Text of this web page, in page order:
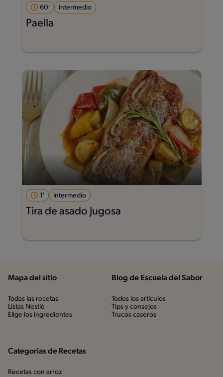
60' Intermedio
Paella
1' Intermedio
Tira de asado Jugosa
Mapa del sitio
Todas las recetas
Listas Nestlé
Elige los ingredientes
Blog de Escuela del Sabor
Todos los artículos
Tips y consejos
Trucos caseros
Categorias de Recetas
Recetas con arroz